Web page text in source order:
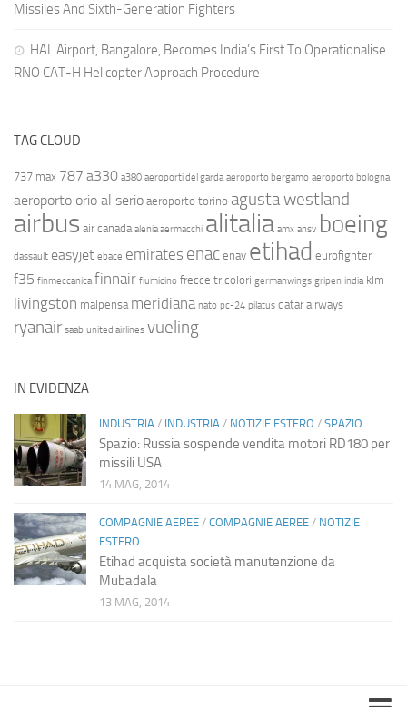
Missiles And Sixth-Generation Fighters
HAL Airport, Bangalore, Becomes India’s First To Operationalise
RNO CAT-H Helicopter Approach Procedure
TAG CLOUD
737 max 787 a330 a380 aeroporti del garda aeroporto bergamo aeroporto bologna
aeroporto orio al serio aeroporto torino agusta westland
airbus air canada alenia aermacchi alitalia amx ansv boeing
dassault easyjet ebace emirates enac enav etihad eurofighter
f35 finmeccanica finnair fiumicino frecce tricolori germanwings gripen india klm
livingston malpensa meridiana nato pc-24 pilatus qatar airways
ryanair saab united airlines vueling
IN EVIDENZA
INDUSTRIA / INDUSTRIA / NOTIZIE ESTERO / SPAZIO
Spazio: Russia sospende vendita motori RD180 per
missili USA
14 MAG, 2014
COMPAGNIE AEREE / COMPAGNIE AEREE / NOTIZIE
ESTERO
Etihad acquista società manutenzione da
Mubadala
13 MAG, 2014